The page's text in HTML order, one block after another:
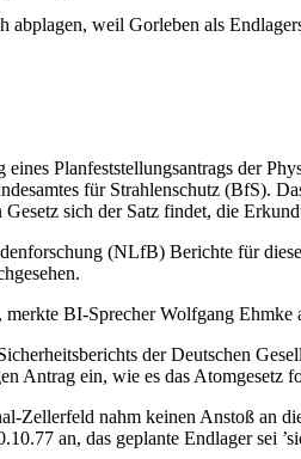
abplagen, weil Gorleben als
Planfeststellungsantrags der
für Strahlenschutz (BfS).
sich der Satz findet, die
(NLfB) Berichte für
BI-Sprecher Wolfgang Ehmke
der Deutschen
Antrag ein, wie es das Atomgesetz
Zellerfeld nahm keinen Anstoß an
an, das geplante Endlager sei